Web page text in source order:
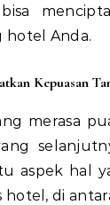
hotel Anda.
Kepuasan
merasa
aspek hal
hotel, di